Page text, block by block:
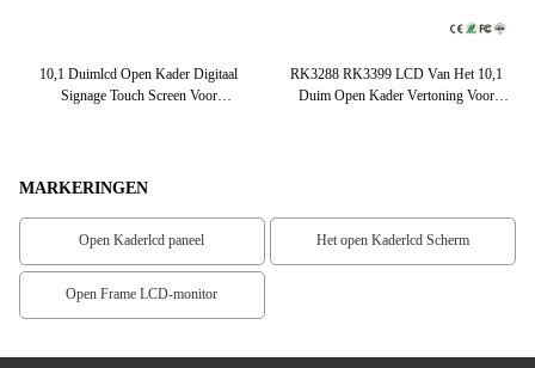
10,1 Duimlcd Open Kader Digitaal
Signage Touch Screen Voor
RK3288 RK3399 LCD Van Het 10,1
Duim Open Kader Vertoning Voor
MARKERINGEN
Open Kaderlcd paneel Het open Kaderlcd Scherm
Open Frame LCD-monitor